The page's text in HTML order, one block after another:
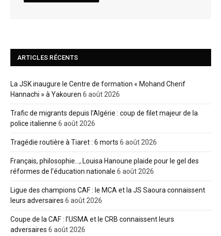
ARTICLES RÉCENTS
La JSK inaugure le Centre de formation « Mohand Cherif
Hannachi » à Yakouren 6 août 2026
Trafic de migrants depuis l’Algérie : coup de filet majeur de la
police italienne 6 août 2026
Tragédie routière à Tiaret : 6 morts 6 août 2026
Français, philosophie…, Louisa Hanoune plaide pour le gel des
réformes de l’éducation nationale 6 août 2026
Ligue des champions CAF : le MCA et la JS Saoura connaissent
leurs adversaires 6 août 2026
Coupe de la CAF : l’USMA et le CRB connaissent leurs
adversaires 6 août 2026